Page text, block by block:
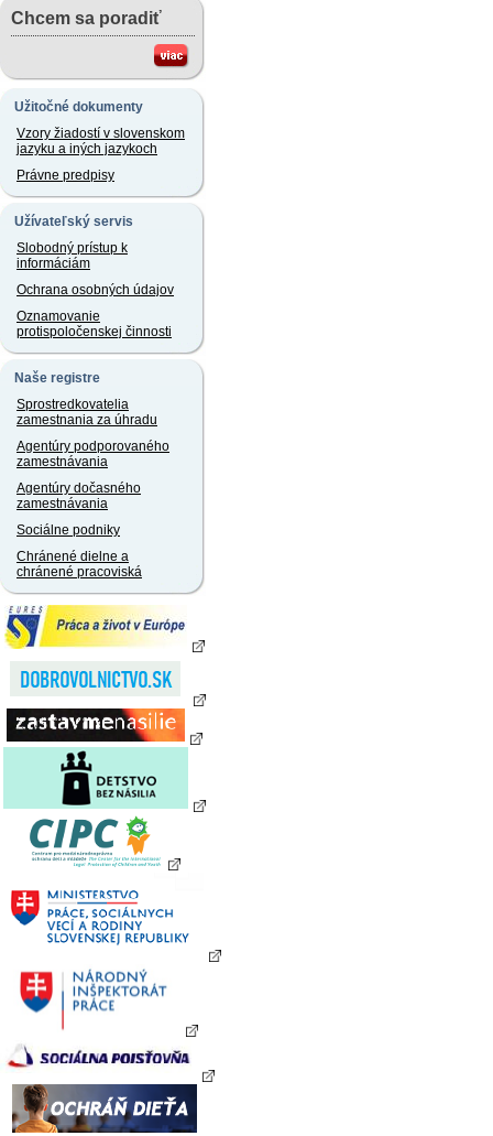
Chcem sa poradiť
Užitočné dokumenty
Vzory žiadostí v slovenskom
jazyku a iných jazykoch
Právne predpisy
Užívateľský servis
Slobodný prístup k
informáciám
Ochrana osobných údajov
Oznamovanie
protispoločenskej činnosti
Naše registre
Sprostredkovatelia
zamestnania za úhradu
Agentúry podporovaného
zamestnávania
Agentúry dočasného
zamestnávania
Sociálne podniky
Chránené dielne a
chránené pracoviská